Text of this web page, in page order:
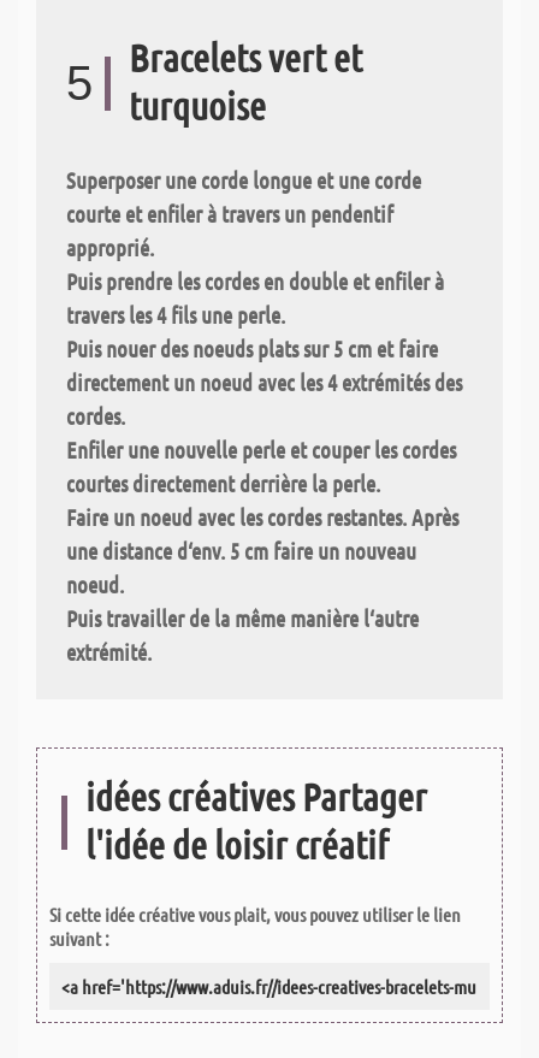
5
Bracelets vert et
turquoise
Superposer une corde longue et une corde
courte et enfiler à travers un pendentif
approprié.
Puis prendre les cordes en double et enfiler à
travers les 4 fils une perle.
Puis nouer desnoeuds platssur 5 cm et faire
directement un noeud avec les 4 extrémités des
cordes.
Enfiler une nouvelle perle et couper les cordes
courtes directement derrière la perle.
Faire un noeud avec les cordes restantes. Après
une distance d‘env. 5 cm faire un nouveau
noeud.
Puis travailler de la même manière l‘autre
extrémité.
idées créatives Partager
l'idée de loisir créatif
Si cette idée créative vous plait, vous pouvez utiliser le lien
suivant :